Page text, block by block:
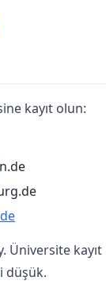
kayıt olun:
Üniversite kayıt
düşük.